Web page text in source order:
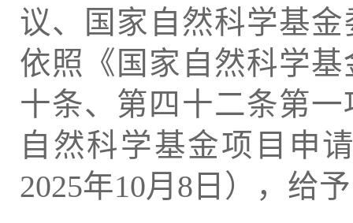
议、国家自然科学基
依照《国家自然科学
十条、第四十二条第
自然科学基金项目申
2025年10月8日），给